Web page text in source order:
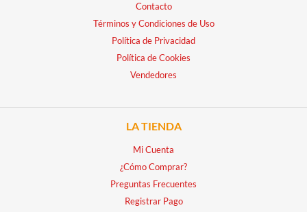
Contacto
Términos y Condiciones de Uso
Política de Privacidad
Política de Cookies
Vendedores
LA TIENDA
Mi Cuenta
¿Cómo Comprar?
Preguntas Frecuentes
Registrar Pago